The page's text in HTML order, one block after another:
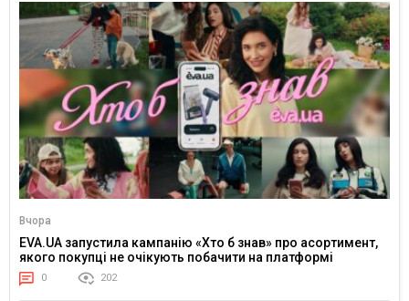
Вчора
EVA.UA запустила кампанію «Хто б знав» про асортимент,
якого покупці не очікують побачити на платформі
0 202